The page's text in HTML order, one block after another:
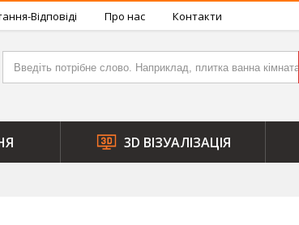
Відповіді Про нас Контакти
3D ВІЗУАЛІЗАЦІЯ